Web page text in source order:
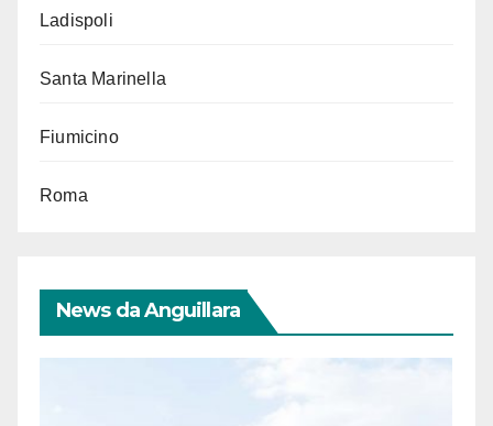
Ladispoli
Santa Marinella
Fiumicino
Roma
News da Anguillara